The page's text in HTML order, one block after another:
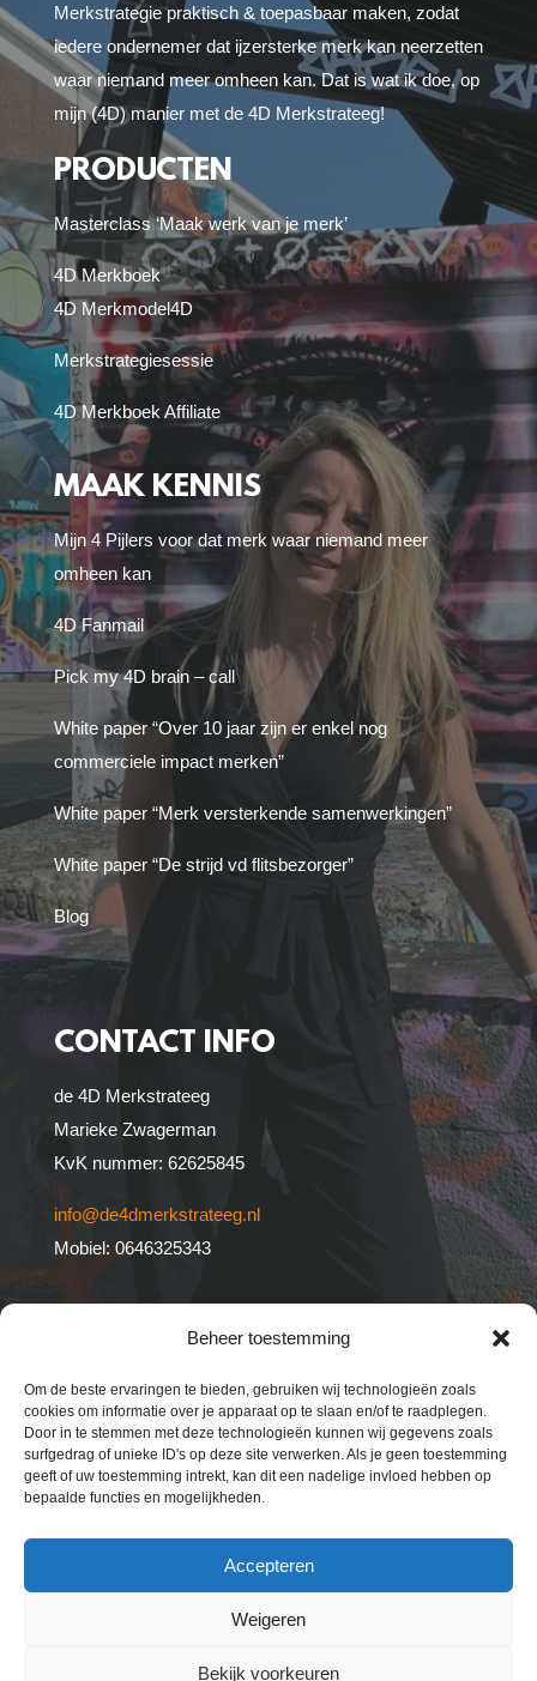
Beheer toestemming
Om de beste ervaringen te bieden, gebruiken wij technologieën zoals
cookies om informatie over je apparaat op te slaan en/of te raadplegen.
Door in te stemmen met deze technologieën kunnen wij gegevens zoals
surfgedrag of unieke ID's op deze site verwerken. Als je geen toestemming
geeft of uw toestemming intrekt, kan dit een nadelige invloed hebben op
bepaalde functies en mogelijkheden.
Accepteren
Weigeren
Bekijk voorkeuren
Merkstrategie praktisch & toepasbaar maken, zodat
iedere ondernemer dat ijzersterke merk kan neerzetten
waar niemand meer omheen kan. Dat is wat ik doe, op
mijn (4D) manier met de 4D Merkstrateeg!
PRODUCTEN
Masterclass ‘Maak werk van je merk’
4D Merkboek
4D Merkmodel4D
Merkstrategiesessie
4D Merkboek Affiliate
MAAK KENNIS
Mijn 4 Pijlers voor dat merk waar niemand meer
omheen kan
4D Fanmail
Pick my 4D brain – call
White paper “Over 10 jaar zijn er enkel nog
commerciele impact merken”
White paper “Merk versterkende samenwerkingen”
White paper “De strijd vd flitsbezorger”
Blog
CONTACT INFO
de 4D Merkstrateeg
Marieke Zwagerman
KvK nummer: 62625845
info@de4dmerkstrateeg.nl
Mobiel: 0646325343
Merkstrateeg zijn dealgemene voorwaarden
toepassing.
Volg mij op:
copyright © 2022 – Marieke Zwagerman – De 4D